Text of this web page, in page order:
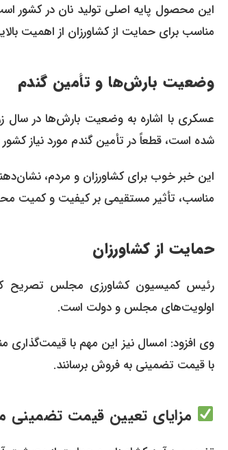
این محصول پایه اصلی تولید نان در کشور
مناسب برای حمایت از کشاورزان از اهمیت
وضعیت بارش‌ها و تأمین گندم
عسکری با اشاره به وضعیت بارش‌ها در سال
شده است، قطعاً در تأمین گندم مورد نیاز
این خبر خوب برای کشاورزان و مردم،
مناسب، تأثیر مستقیمی بر کیفیت و کمیت
حمایت از کشاورزان
رئیس کمیسیون کشاورزی مجلس تصریح
اولویت‌های مجلس و دولت است.
وی افزود: امسال نیز این مهم با
با قیمت تضمینی به فروش برسانند.
مزایای تعیین قیمت تضمینی